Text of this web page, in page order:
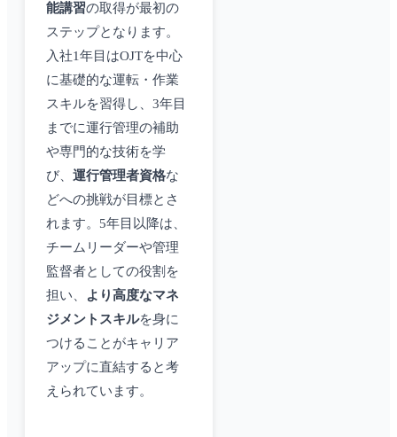
能講習の取得が最初の
ステップとなります。
入社1年目はOJTを中心
に基礎的な運転・作業
スキルを習得し、3年目
までに運行管理の補助
や専門的な技術を学
び、 運行管理者資格な
どへの挑戦が目標とさ
れます。5年目以降は、
チームリーダーや管理
監督者としての役割を
担い、
より高度なマネ
ジメントスキルを身に
つけることがキャリア
アップに直結すると考
えられています。